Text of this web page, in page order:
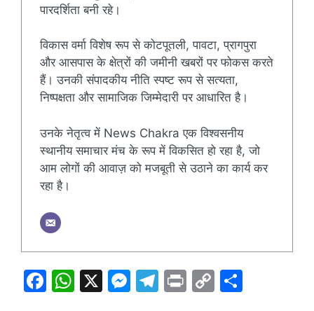
पारदर्शिता बनी रहे।
विकास वर्मा विशेष रूप से कोटपूतली, पावटा, प्रागपुरा
और आसपास के क्षेत्रों की जमीनी खबरों पर फोकस करते
हैं। उनकी संपादकीय नीति स्पष्ट रूप से सत्यता,
निष्पक्षता और सामाजिक जिम्मेदारी पर आधारित है।
उनके नेतृत्व में News Chakra एक विश्वसनीय
स्थानीय समाचार मंच के रूप में विकसित हो रहा है, जो
आम लोगों की आवाज़ को मजबूती से उठाने का कार्य कर
रहा है।
F
W X
M T
Pr C